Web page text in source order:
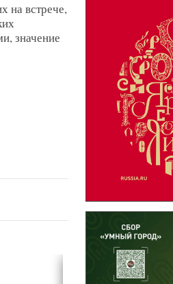
на встрече,
значение